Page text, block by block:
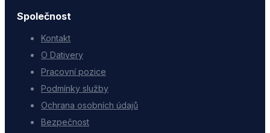
Společnost
Kontakt
O Dativery
Pracovní pozice
Podmínky služby
Ochrana osobních údajů
Bezpečnost